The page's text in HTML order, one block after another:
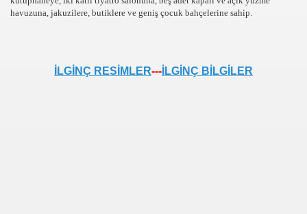
havuzuna, jakuzilere, butiklere ve geniş çocuk bahçelerine sahip.
İLGİNÇ RESİMLER--- İLGİNÇ BİLGİLER